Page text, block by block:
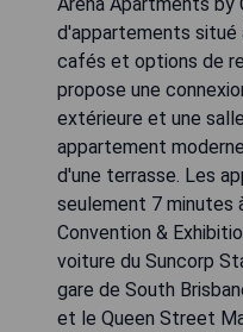
Arena Apartments by
d'appartements situé
cafés et options de
propose une
extérieure et une
appartement
d'une terrasse. Les
seulement 7 minutes
Convention &
voiture du Suncorp
gare de South
et le Queen Street